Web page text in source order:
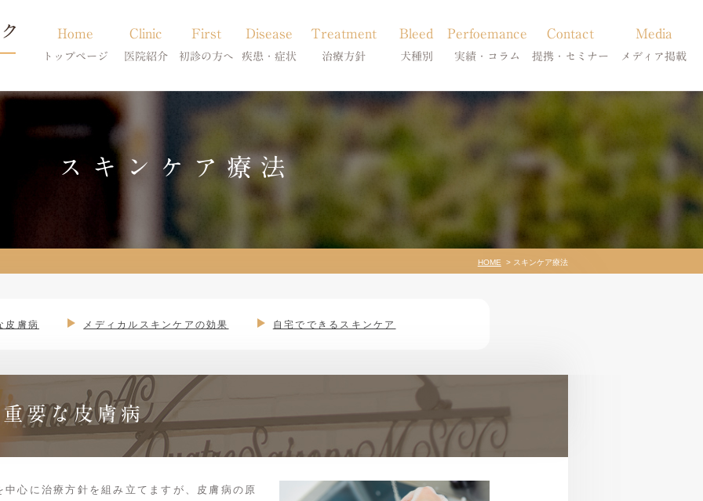
Home
トップページ
Clinic
医院紹介
当院のご紹介
獣医師紹介
First
初診の方へ
初診の方へ
Disease
疾患・症状
アトピー・アレルギー
膿皮症・脂漏症
脱毛症・アロペシアX
アポキルが効かない皮膚病
Treatment
治療方針
体質改善・食事療法
Bleed
犬種別
柴犬の皮膚病
シーズーの皮膚病
フレンチブルドッグの皮膚病
トイプードルの皮膚病
Perfoemance
実績・コラム
症状別
コラム「皮膚科のいろは」
Contact
提携・セミナー
診療提携・セミナー開催
Media
メディア掲載
スキンケア療法
HOME スキンケア療法
皮膚病 メディカルスキンケアの効果 自宅でできるスキンケア
要な皮膚病
心に治療方針を組み立てますが、皮膚病の原